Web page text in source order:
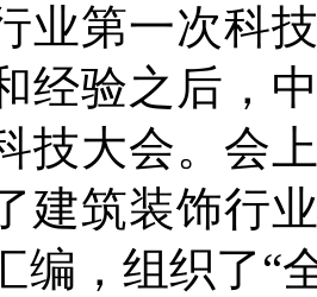
业第一次科
经验之后，
技大会。会
建筑装饰行
编，组织了“